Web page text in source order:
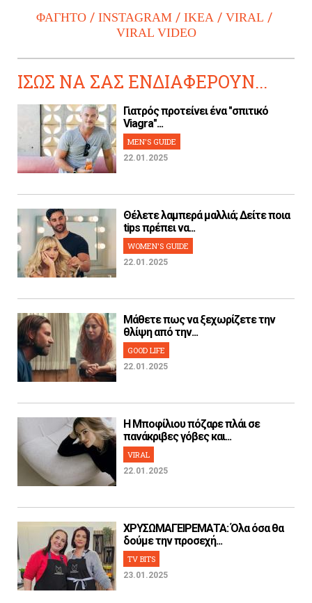
ΦΑΓΗΤΟ INSTAGRAM IKEA
VIRAL
VIRAL VIDEO
ΙΣΩΣ ΝΑ ΣΑΣ ΕΝΔΙΑΦΕΡΟΥΝ...
Γιατρός προτείνει ένα "σπιτικό
Viagra"...
MEN'S GUIDE
22.01.2025
Θέλετε λαμπερά μαλλιά; Δείτε ποια
tips πρέπει να...
WOMEN'S GUIDE
22.01.2025
Μάθετε πως να ξεχωρίζετε την
θλίψη από την...
GOOD LIFE
22.01.2025
H Μποφίλιου πόζαρε πλάι σε
πανάκριβες γόβες και...
VIRAL
22.01.2025
ΧΡΥΣΩΜΑΓΕΙΡΕΜΑΤΑ: Όλα όσα θα
δούμε την προσεχή...
TV BITS
23.01.2025